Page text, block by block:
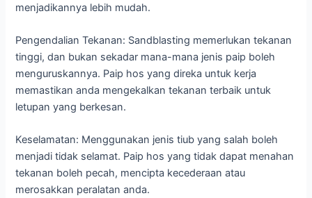
menjadikannya lebih mudah.
Pengendalian Tekanan: Sandblasting memerlukan tekanan
tinggi, dan bukan sekadar mana-mana jenis paip boleh
menguruskannya. Paip hos yang direka untuk kerja
memastikan anda mengekalkan tekanan terbaik untuk
letupan yang berkesan.
Keselamatan: Menggunakan jenis tiub yang salah boleh
menjadi tidak selamat. Paip hos yang tidak dapat menahan
tekanan boleh pecah, mencipta kecederaan atau
merosakkan peralatan anda.